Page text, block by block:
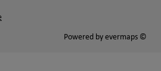
Powered by evermaps ©